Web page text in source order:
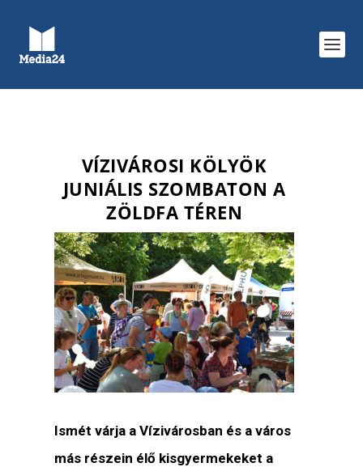
VÍZIVÁROSI KÖLYÖK
JUNIÁLIS SZOMBATON A
ZÖLDFA TÉREN
Ismét várja a Vízivárosban és a város
más részein élő kisgyermekeket a